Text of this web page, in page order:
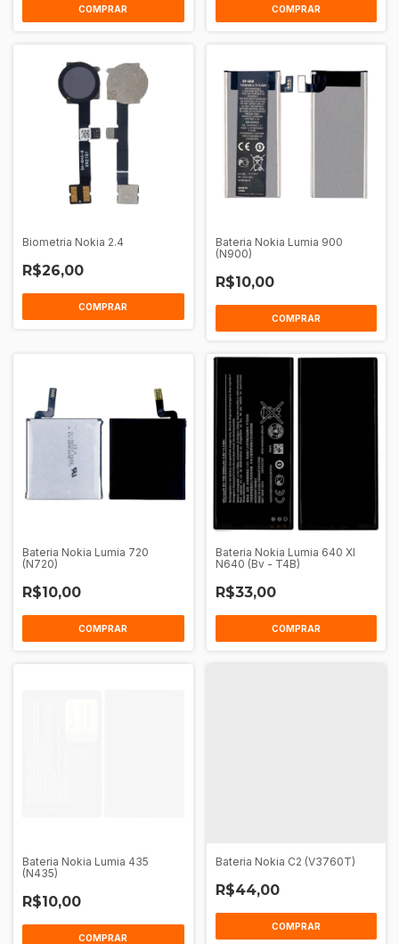
COMPRAR COMPRAR
Biometria Nokia 2.4
R$26,00
COMPRAR
Bateria Nokia Lumia 900
(N900)
R$10,00
COMPRAR
Bateria Nokia Lumia 720
(N720)
R$10,00
COMPRAR
Bateria Nokia Lumia 640 Xl
N640 (Bv - T4B)
R$33,00
COMPRAR
Bateria Nokia Lumia 435
(N435)
R$10,00
COMPRAR
Bateria Nokia C2 (V3760T)
R$44,00
COMPRAR